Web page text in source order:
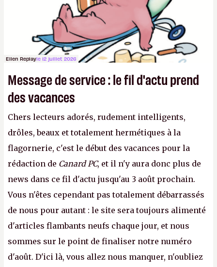
avec du pouvoir d'achat.P.
Ellen Replayle 12 juillet 2026
Message de service : le fil d'actu prend
des vacances
Chers lecteurs adorés, rudement intelligents,
drôles, beaux et totalement hermétiques à la
flagornerie, c'est le début des vacances pour la
rédaction de Canard PC, et il n'y aura donc plus de
news dans ce fil d'actu jusqu'au 3 août prochain.
Vous n'êtes cependant pas totalement débarrassés
de nous pour autant : le site sera toujours alimenté
d'articles flambants neufs chaque jour, et nous
sommes sur le point de finaliser notre numéro
d'août. D'ici là, vous allez nous manquer, n'oubliez